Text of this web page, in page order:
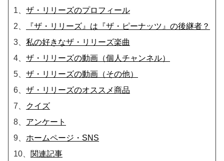
1、 ザ・リリーズのプロフィール
2、
『ザ・リリーズ』は『ザ・ピーナッツ』の後継者？
3、 私の好きなザ・リリーズ楽曲
4、 ザ・リリーズの動画（個人チャンネル）
5、 ザ・リリーズの動画（その他）
6、 ザ・リリーズのオススメ商品
7、
クイズ
8、 アンケート
9、 ホームページ・SNS
10、 関連記事